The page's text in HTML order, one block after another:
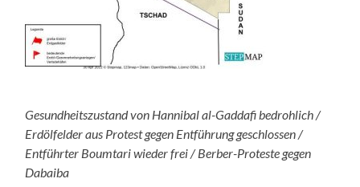
Gesundheitszustand von Hannibal al-Gaddafi bedrohlich /
Erdölfelder aus Protest gegen Entführung geschlossen /
Entführter Boumtari wieder frei / Berber-Proteste gegen
Dabaiba